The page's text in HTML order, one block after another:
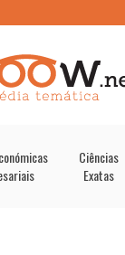
Ciências
Exatas